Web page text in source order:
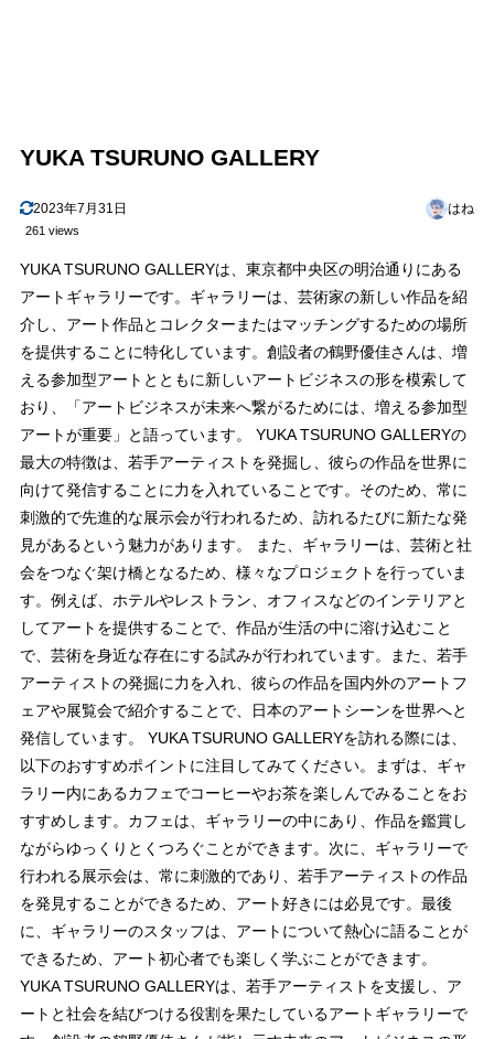
YUKA TSURUNO GALLERY
2023年7月31日 はね
261 views
YUKA TSURUNO GALLERYは、東京都中央区の明治通りにある
アートギャラリーです。ギャラリーは、芸術家の新しい作品を紹
介し、アート作品とコレクターまたはマッチングするための場所
を提供することに特化しています。創設者の鶴野優佳さんは、増
える参加型アートとともに新しいアートビジネスの形を模索して
おり、「アートビジネスが未来へ繋がるためには、増える参加型
アートが重要」と語っています。 YUKA TSURUNO GALLERYの
最大の特徴は、若手アーティストを発掘し、彼らの作品を世界に
向けて発信することに力を入れていることです。そのため、常に
刺激的で先進的な展示会が行われるため、訪れるたびに新たな発
見があるという魅力があります。 また、ギャラリーは、芸術と社
会をつなぐ架け橋となるため、様々なプロジェクトを行っていま
す。例えば、ホテルやレストラン、オフィスなどのインテリアと
してアートを提供することで、作品が生活の中に溶け込むこと
で、芸術を身近な存在にする試みが行われています。また、若手
アーティストの発掘に力を入れ、彼らの作品を国内外のアートフ
ェアや展覧会で紹介することで、日本のアートシーンを世界へと
発信しています。 YUKA TSURUNO GALLERYを訪れる際には、
以下のおすすめポイントに注目してみてください。まずは、ギャ
ラリー内にあるカフェでコーヒーやお茶を楽しんでみることをお
すすめします。カフェは、ギャラリーの中にあり、作品を鑑賞し
ながらゆっくりとくつろぐことができます。次に、ギャラリーで
行われる展示会は、常に刺激的であり、若手アーティストの作品
を発見することができるため、アート好きには必見です。最後
に、ギャラリーのスタッフは、アートについて熱心に語ることが
できるため、アート初心者でも楽しく学ぶことができます。
YUKA TSURUNO GALLERYは、若手アーティストを支援し、ア
ートと社会を結びつける役割を果たしているアートギャラリーで